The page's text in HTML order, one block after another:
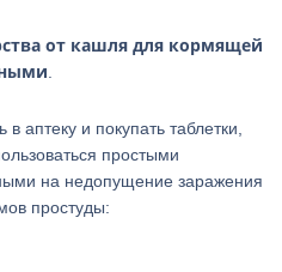
от кашля для кормящей
аптеку и покупать таблетки,
простыми
на недопущение заражения
простуды: